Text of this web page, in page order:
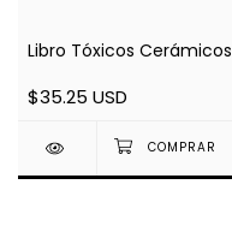
Libro Tóxicos Cerámicos
$35.25 USD